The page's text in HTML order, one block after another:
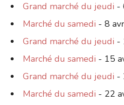
Grand marché du jeudi -
Marché du samedi - 8
Grand marché du jeudi -
Marché du samedi - 15
Grand marché du jeudi -
Marché du samedi - 22